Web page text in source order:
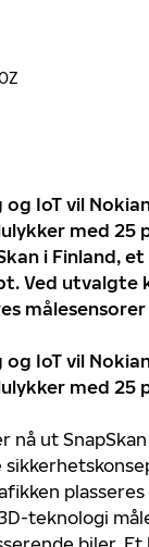
og IoT vil
med 25
i Finland,
Ved utvalgte
målesensorer
og IoT vil
med 25
nå ut
teknologi